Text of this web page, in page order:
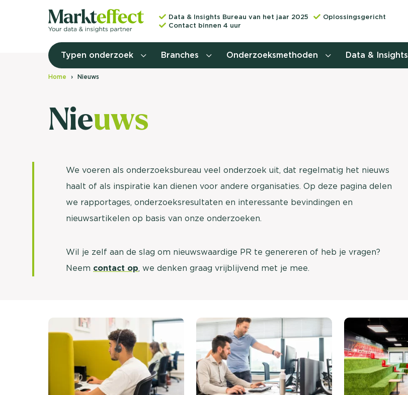
Data & Insights Bureau van het jaar 2025
Oplossingsgericht
Contact binnen 4 uur
Typen onderzoek
Doelgroeponderzoek
Naamsbekendheidonderzoek
Nationaal Studiekeuze
Onderzoek (NSKO)
UX-onderzoek
Branches Onderzoeksmethoden Data & Insights
Home Nieuws
Nieuws
We voeren als onderzoeksbureau veel onderzoek uit, dat regelmatig het nieuws
haalt of als inspiratie kan dienen voor andere organisaties. Op deze pagina delen
we rapportages, onderzoeksresultaten en interessante bevindingen en
nieuwsartikelen op basis van onze onderzoeken.
Wil je zelf aan de slag om nieuwswaardige PR te genereren of heb je vragen?
Neem contact op, we denken graag vrijblijvend met je mee.